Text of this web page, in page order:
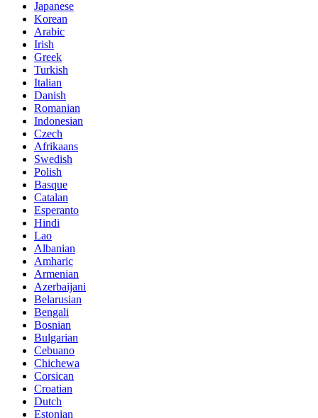
Japanese
Korean
Arabic
Irish
Greek
Turkish
Italian
Danish
Romanian
Indonesian
Czech
Afrikaans
Swedish
Polish
Basque
Catalan
Esperanto
Hindi
Lao
Albanian
Amharic
Armenian
Azerbaijani
Belarusian
Bengali
Bosnian
Bulgarian
Cebuano
Chichewa
Corsican
Croatian
Dutch
Estonian